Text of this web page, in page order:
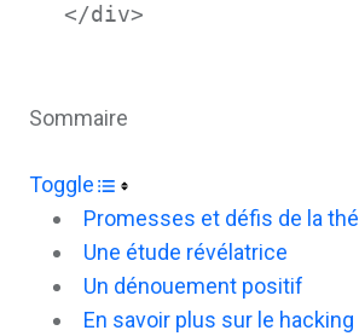
</div>
Sommaire
Toggle
Promesses et défis de la
Une étude révélatrice
Un dénouement positif
En savoir plus sur le